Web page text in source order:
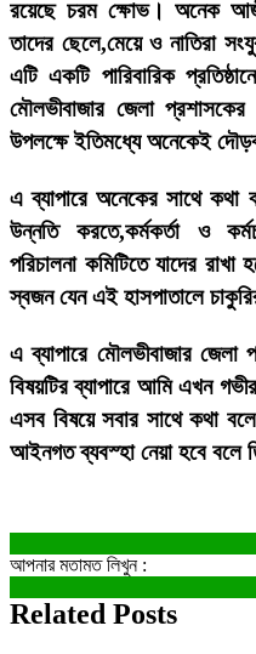
রয়েছে চরম ক্ষোভ। অনেক
তাদের ছেলে,মেয়ে ও নাতিরা
এটি একটি পারিবারিক
মৌলভীবাজার জেলা
উপলক্ষে ইতিমধ্যে অনেকেই
এ ব্যাপারে অনেকের সাথে কথা
উন্নতি করতে,কর্মকর্তা ও
পরিচালনা কমিটিতে যাদের
স্বজন যেন এই হাসপাতালে
এ ব্যাপারে মৌলভীবাজার
বিষয়টির ব্যাপারে আমি এখন
এসব বিষয়ে সবার সাথে কথা
আইনগত ব্যবস্হা নেয়া হবে বলে
আপনার মতামত লিখুন :
Related Posts